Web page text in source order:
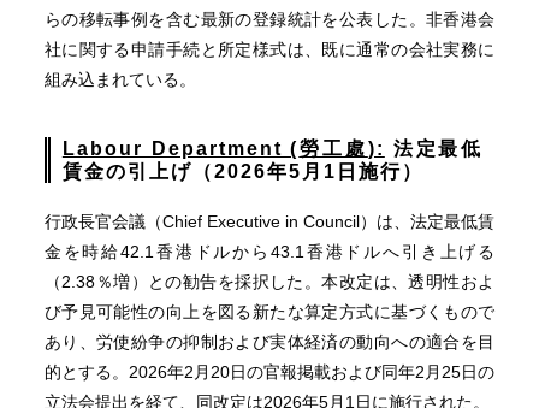
らの移転事例を含む最新の登録統計を公表した。非香港会
社に関する申請手続と所定様式は、既に通常の会社実務に
組み込まれている。
Labour Department (勞工處): 法定最低
賃金の引上げ（2026年5 月 1 日施行）
行政長官会議（Chief Executive in Council）は、法定最低賃
金を時給42.1香港ドルから43.1香港ドルへ引き上げる
（2.38％増）との勧告を採択した。本改定は、透明性およ
び予見可能性の向上を図る新たな算定方式に基づくもので
あり、労使紛争の抑制および実体経済の動向への適合を目
的とする。2026年2月20日の官報掲載および同年2月25日の
立法会提出を経て、同改定は2026年5月1日に施行された。